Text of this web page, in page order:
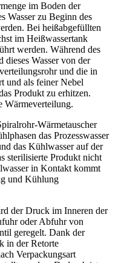
im Boden der
Wasser zu Beginn des
Bei heißabgefüllten
im Heißwassertank
werden. Während des
dieses Wasser von der
und die in
und als feiner Nebel
Produkt zu erhitzen.
Wärmeverteilung.
Wärmetauscher
das Prozesswasser
das Kühlwasser auf der
sterilisierte Produkt nicht
in Kontakt kommt
und Kühlung
der Druck im Inneren der
oder Abfuhr von
geregelt. Dank der
in der Retorte
Verpackungsart